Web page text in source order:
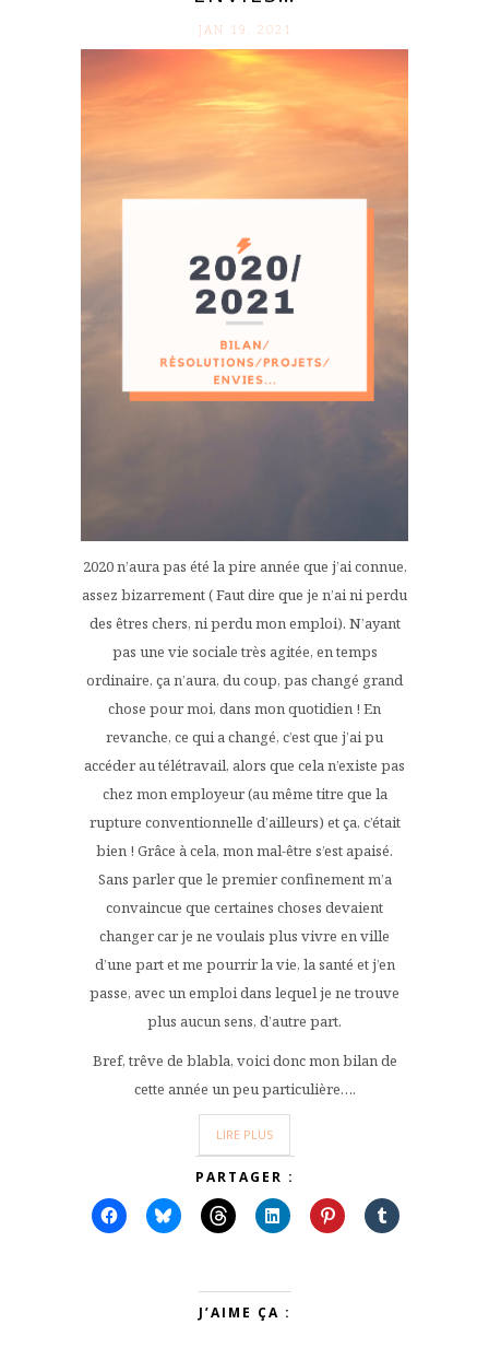
JAN 19. 2021
2020 n’aura pas été la pire année que j’ai connue,
assez bizarrement ( Faut dire que je n’ai ni perdu
des êtres chers, ni perdu mon emploi). N’ayant
pas une vie sociale très agitée, en temps
ordinaire, ça n’aura, du coup, pas changé grand
chose pour moi, dans mon quotidien ! En
revanche, ce qui a changé, c’est que j’ai pu
accéder au télétravail, alors que cela n’existe pas
chez mon employeur (au même titre que la
rupture conventionnelle d’ailleurs) et ça, c’était
bien ! Grâce à cela, mon mal-être s’est apaisé.
Sans parler que le premier confinement m’a
convaincue que certaines choses devaient
changer car je ne voulais plus vivre en ville
d’une part et me pourrir la vie, la santé et j’en
passe, avec un emploi dans lequel je ne trouve
plus aucun sens, d’autre part.
Bref, trêve de blabla, voici donc mon bilan de
cette année un peu particulière….
LIRE PLUS
PARTAGER :
J’AIME ÇA :